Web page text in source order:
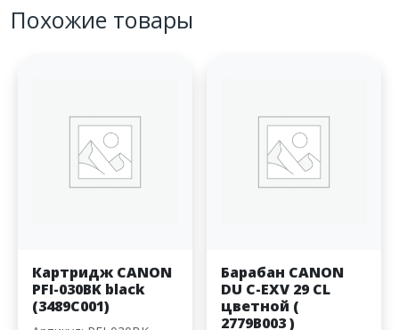
Похожие товары
Картридж CANON
PFI-030BK black
(3489C001)
Барабан CANON
DU C-EXV 29 CL
цветной (
2779B003 )